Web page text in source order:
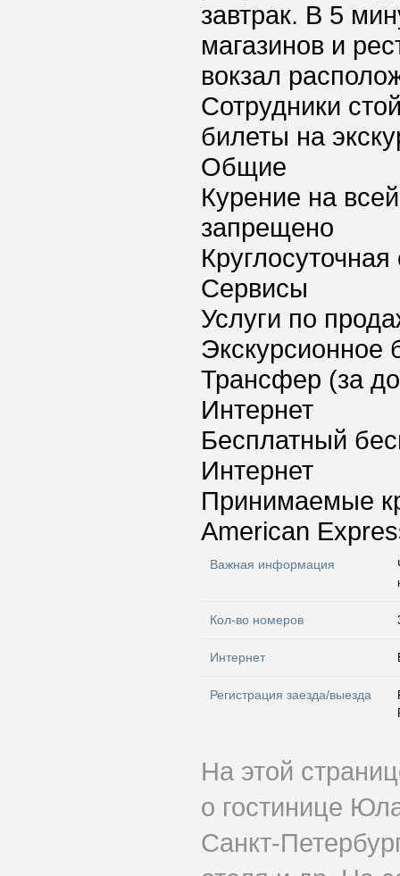
завтрак. В 5
магазинов и
вокзал
Сотрудники
билеты на
Общие
Курение на
запрещено
Сервисы
Услуги по
Экскурсионное
Трансфер (за
Интернет
Бесплатный
Интернет
Принимаемые
American
Важная информация
Кол-во номеров
Интернет
Регистрация заезда/выезда
На этой
о гостинице
Санкт-